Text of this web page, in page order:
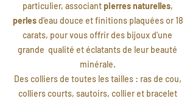
particulier, associantpierres naturelles,
perlesd'eau douce et finitions plaquées or 18
carats, pour vous offrir des bijoux d’une
grande qualité et éclatants de leur beauté
minérale.
Des colliers de toutes les tailles : ras de cou,
colliers courts, sautoirs, collier et bracelet